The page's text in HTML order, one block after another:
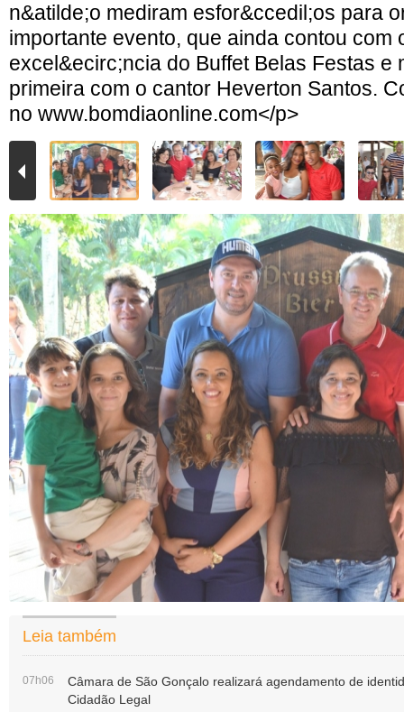
n&atilde;o mediram esfor&ccedil;os para
importante evento, que ainda contou com
excel&ecirc;ncia do Buffet Belas Festas e
primeira com o cantor Heverton Santos.
no www.bomdiaonline.com</p>
Leia também
07h06
Câmara de São Gonçalo realizará agendamento de
Cidadão Legal